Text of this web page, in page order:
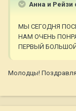
Анна и Рейзи
МЫ СЕГОДНЯ
НАМ ОЧЕНЬ
ПЕРВЫЙ
Молодцы!